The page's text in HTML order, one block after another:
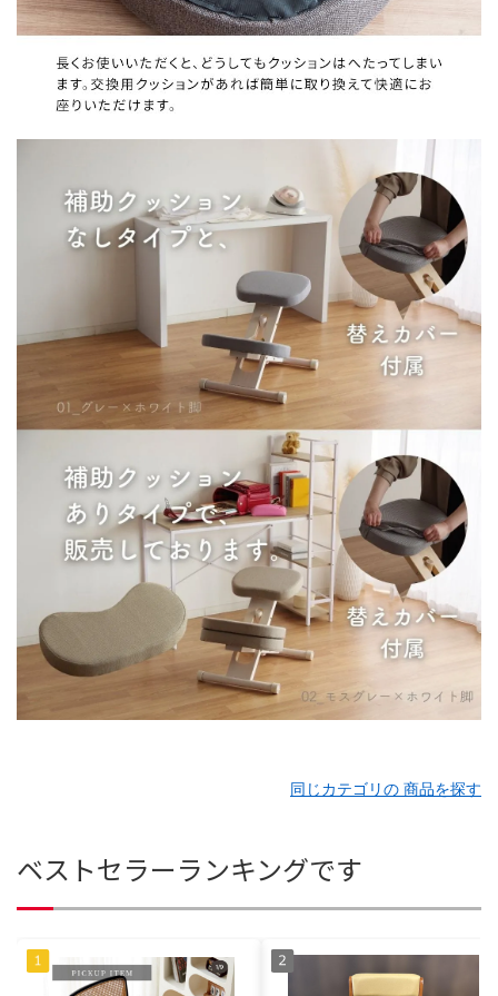
同じカテゴリの 商品を探す
ベストセラーランキングです